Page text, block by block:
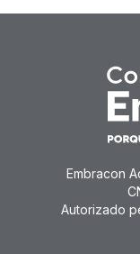
Embracon
Autorizado